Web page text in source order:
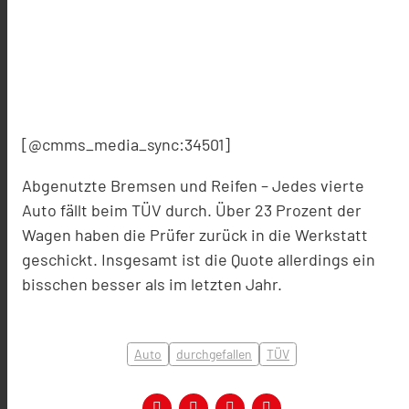
[@cmms_media_sync:34501]
Abgenutzte Bremsen und Reifen – Jedes vierte
Auto fällt beim TÜV durch. Über 23 Prozent der
Wagen haben die Prüfer zurück in die Werkstatt
geschickt. Insgesamt ist die Quote allerdings ein
bisschen besser als im letzten Jahr.
Auto durchgefallen TÜV